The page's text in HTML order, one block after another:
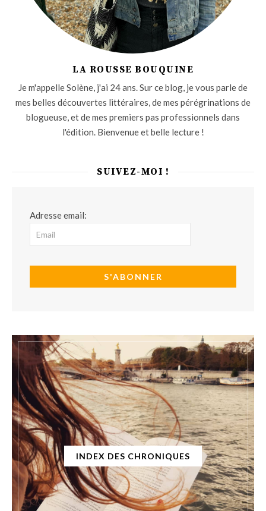
LA ROUSSE BOUQUINE
Je m'appelle Solène, j'ai 24 ans. Sur ce blog, je vous parle de
mes belles découvertes littéraires, de mes pérégrinations de
blogueuse, et de mes premiers pas professionnels dans
l'édition. Bienvenue et belle lecture !
SUIVEZ-MOI !
Adresse email:
INDEX DES CHRONIQUES